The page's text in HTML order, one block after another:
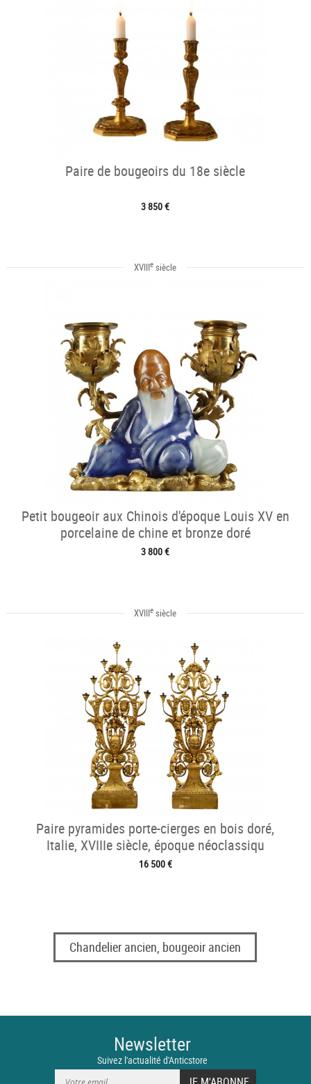
Paire de bougeoirs du 18e siècle
3 850 €
XVIIIe siècle
Petit bougeoir aux Chinois d'époque Louis XV en
porcelaine de chine et bronze doré
3 800 €
XVIIIe siècle
Paire pyramides porte-cierges en bois doré,
Italie, XVIIIe siècle, époque néoclassiqu
16 500 €
Chandelier ancien, bougeoir ancien
Newsletter
Suivez l'actualité d'Anticstore